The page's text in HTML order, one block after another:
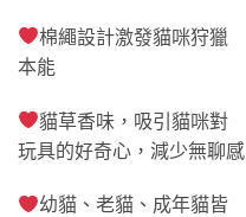
棉繩設計激發貓咪狩獵
本能
貓草香味，吸引貓咪對
玩具的好奇心，減少無聊感
幼貓、老貓、成年貓皆